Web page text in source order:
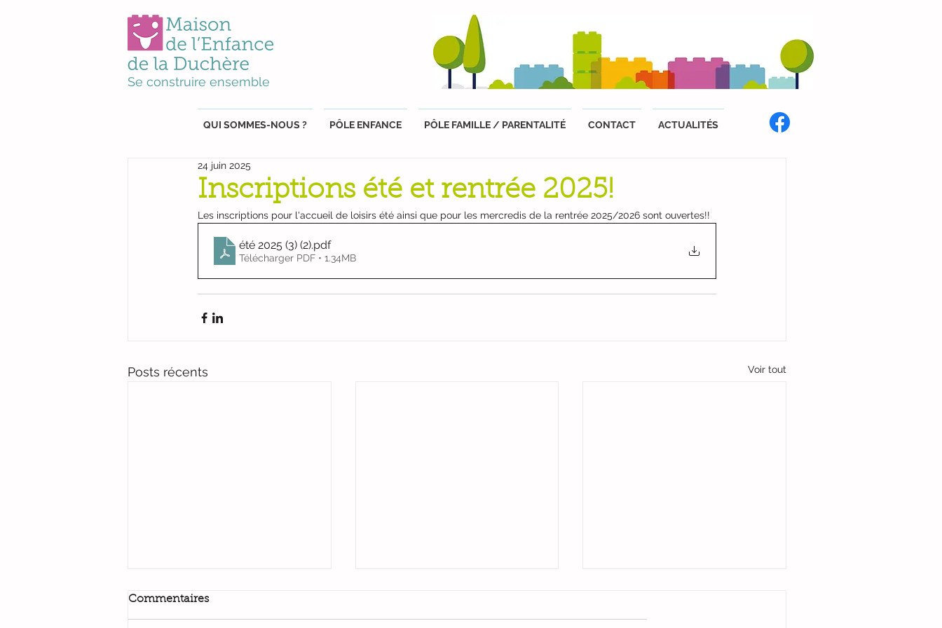
Se construire ensemble
QUI SOMMES-NOUS ? PÔLE ENFANCE PÔLE FAMILLE / PARENTALITÉ CONTACT ACTUALITÉS
Inscriptions été et rentrée 2025!
24 juin 2025
Les inscriptions pour l'accueil de loisirs été ainsi que pour les mercredis de la rentrée 2025/2026 sont ouvertes!!
été 2025 (3) (2).pdf
Télécharger PDF • 1.34MB
Posts récents Voir tout
Commentaires